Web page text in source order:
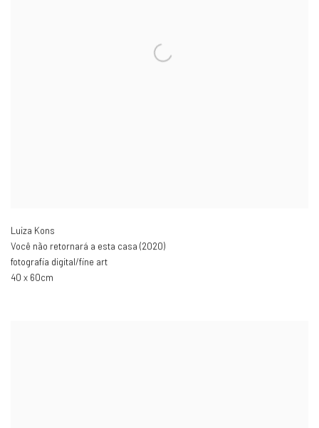
Luiza Kons
Você não retornará a esta casa (2020)
fotografia digital/fine art
40 x 60cm